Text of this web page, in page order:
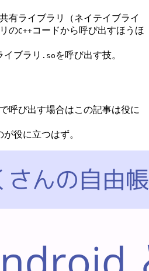
有ライブラリ（ネイテイブライ
のC++コードから呼び出すほうほ
イブラリ .so を呼び出す技。
呼び出す場合はこの記事は役に
役に立つはず。